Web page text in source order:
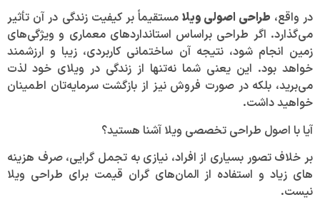
در واقع، طراحی اصولی ویلامستقیماً بر کیفیت زندگی در آن تأثیر
می‌گذارد. اگر طراحی براساس استانداردهای معماری و ویژگی‌های
زمین انجام شود، نتیجه آن ساختمانی کاربردی، زیبا و ارزشمند
خواهد بود. این یعنی شما نه‌تنها از زندگی در ویلای خود لذت
می‌برید، بلکه در صورت فروش نیز از بازگشت سرمایه‌تان اطمینان
خواهید داشت.
آیا با اصول طراحی تخصصی ویلا آشنا هستید؟
بر خلاف تصور بسیاری از افراد، نیازی به تجمل گرایی، صرف هزینه‌
های زیاد و استفاده از المان‌های گران قیمت برای طراحی ویلا
نیست.